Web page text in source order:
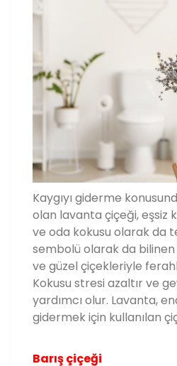
Kaygıyı giderme
olan lavanta çiçeği, eşsiz
ve oda kokusu olarak da
sembolü olarak da
ve güzel çiçekleriyle
Kokusu stresi azaltır ve
yardımcı olur. Lavanta,
gidermek için kullanılan
Barış çiçeği